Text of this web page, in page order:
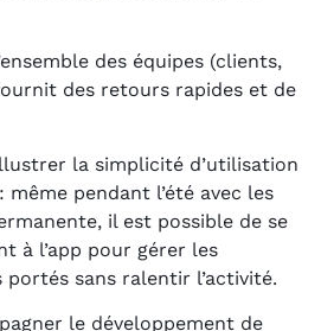
des équipes (clients,
des retours rapides et de
la simplicité d’utilisation
pendant l’été avec les
il est possible de se
à l’app pour gérer les
portés sans ralentir l’activité.
le développement de